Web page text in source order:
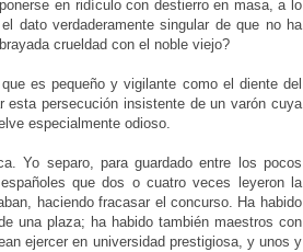
en ridículo con destierro en masa, a lo
dato verdaderamente singular de que no ha
crueldad con el noble viejo?
es pequeño y vigilante como el diente del
esta persecución insistente de un varón cuya
especialmente odioso.
Yo separo, para guardado entre los pocos
que dos o cuatro veces leyeron la
haciendo fracasar el concurso. Ha habido
una plaza; ha habido también maestros con
ejercer en universidad prestigiosa, y unos y